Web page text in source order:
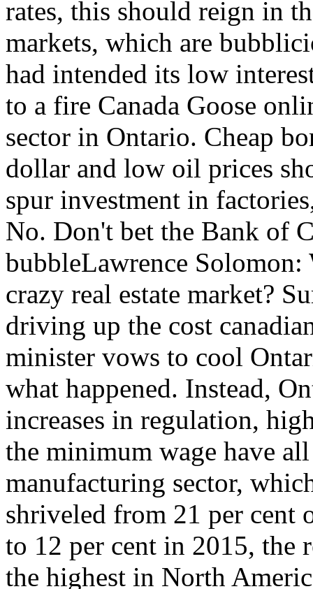
rates, this should reign in
markets, which are
had intended its low
to a fire Canada Goose
sector in Ontario. Cheap
dollar and low oil prices
spur investment in
No. Don't bet the Bank of
bubbleLawrence
crazy real estate market?
driving up the cost
minister vows to cool
what happened. Instead,
increases in regulation,
the minimum wage have
manufacturing sector,
shriveled from 21 per cent
to 12 per cent in 2015, the
the highest in North